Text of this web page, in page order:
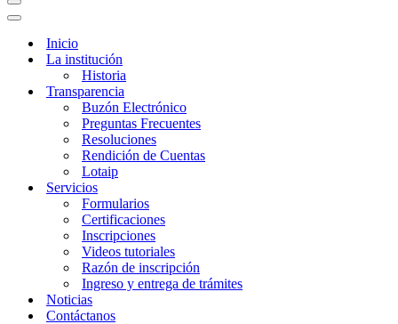
Menú
de
Menú
navegación
Inicio
La institución
Historia
Transparencia
Buzón Electrónico
Preguntas Frecuentes
Resoluciones
Rendición de Cuentas
Lotaip
Servicios
Formularios
Certificaciones
Inscripciones
Videos tutoriales
Razón de inscripción
Ingreso y entrega de trámites
Noticias
Contáctanos